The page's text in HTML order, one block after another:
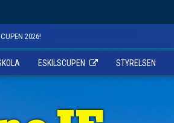
2026!
ESKILSCUPEN STYRELSEN